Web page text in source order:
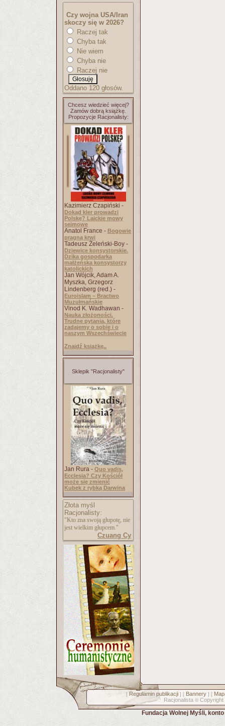
Czy wojna USA/Iran
skoczy się w 2026?
Raczej tak
Chyba tak
Nie wiem
Chyba nie
Raczej nie
Oddano 120 głosów.
Chcesz wiedzieć więcej?
Zamów dobrą książkę.
Propozycje Racjonalisty:
Kazimierz Czapiński -
Dokąd kler prowadzi
Polskę? Laickie mowy
sejmowe
Anatol France - Bogowie
pragną krwi
Tadeusz Żeleński-Boy -
Dziewice konsystorskie.
Dzika gospodarka
małżeńska konsystorzy
katolickich
Jan Wójcik, Adam A.
Myszka, Grzegorz
Lindenberg (red.) -
Euroislam – Bractwo
Muzułmańskie
Vinod K. Wadhawan -
Nauka złożoności.
Trudne pytania, które
zadajemy o sobie i o
naszym Wszechświecie
Znajdź książkę..
Sklepik "Racjonalisty"
Jan Rura - Quo vadis,
Ecclesia? Czy Kościół
może się zmienić
Kubek z rybką Darwina
Złota myśl
Racjonalisty:
"Kto zna swoją głupotę, nie
jest wielkim głupcem."
Czuang Cy
[ Regulamin publikacji] [ Bannery] [
Racjonalista © Copyright
Fundacja Wolnej Myśli,